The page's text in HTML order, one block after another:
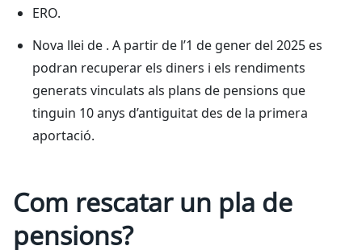
ERO.
Nova llei de . A partir de l’1 de gener del 2025 es
podran recuperar els diners i els rendiments
generats vinculats als plans de pensions que
tinguin 10 anys d’antiguitat des de la primera
aportació.
Com rescatar un pla de
pensions?